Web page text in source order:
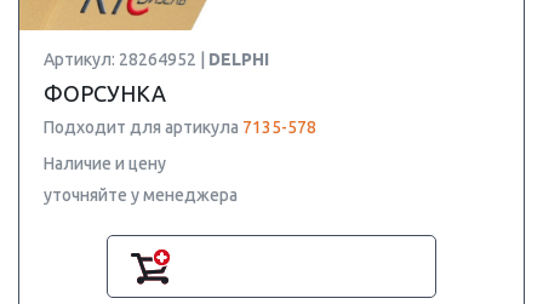
Артикул: 28264952 | DELPHI
ФОРСУНКА
Подходит для артикула 7135-578
Наличие и цену
уточняйте у менеджера